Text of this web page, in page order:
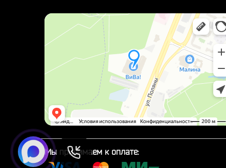
Мы принимаем к оплате: